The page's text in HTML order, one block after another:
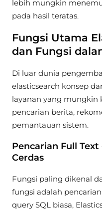
lebih mungkin
pada hasil teratas.
Fungsi Utama
dan Fungsi
Di luar dunia
elasticsearch konsep
layanan yang mungkin
pencarian berita,
pemantauan sistem.
Pencarian Full
Cerdas
Fungsi paling dikenal
fungsi adalah
query SQL biasa,